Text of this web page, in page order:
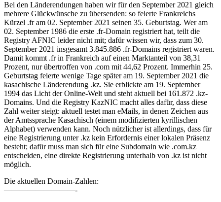
Bei den Länderendungen haben wir für den September 2021 gleich
mehrere Glückwünsche zu übersenden: so feierte Frankreichs
Kürzel .fr am 02. September 2021 seinen 35. Geburtstag. Wer am
02. September 1986 die erste .fr-Domain registriert hat, teilt die
Registry AFNIC leider nicht mit; dafür wissen wir, dass zum 30.
September 2021 insgesamt 3.845.886 .fr-Domains registriert waren.
Damit kommt .fr in Frankreich auf einen Marktanteil von 38,31
Prozent, nur übertroffen von .com mit 44,62 Prozent. Immerhin 25.
Geburtstag feierte wenige Tage später am 19. September 2021 die
kasachische Länderendung .kz. Sie erblickte am 19. September
1994 das Licht der Online-Welt und steht aktuell bei 161.872 .kz-
Domains. Und die Registry KazNIC macht alles dafür, dass diese
Zahl weiter steigt: aktuell testet man eMails, in denen Zeichen aus
der Amtssprache Kasachisch (einem modifizierten kyrillischen
Alphabet) verwenden kann. Noch nützlicher ist allerdings, dass für
eine Registrierung unter .kz kein Erfordernis einer lokalen Präsenz
besteht; dafür muss man sich für eine Subdomain wie .com.kz
entscheiden, eine direkte Registrierung unterhalb von .kz ist nicht
möglich.
Die aktuellen Domain-Zahlen:
—————————-